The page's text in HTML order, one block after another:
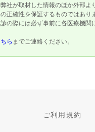
社が取材した情報のほか外部
正確性を保証するものではあり
の際には必ず事前に各医療機
ら までご連絡ください。
ご利用規約